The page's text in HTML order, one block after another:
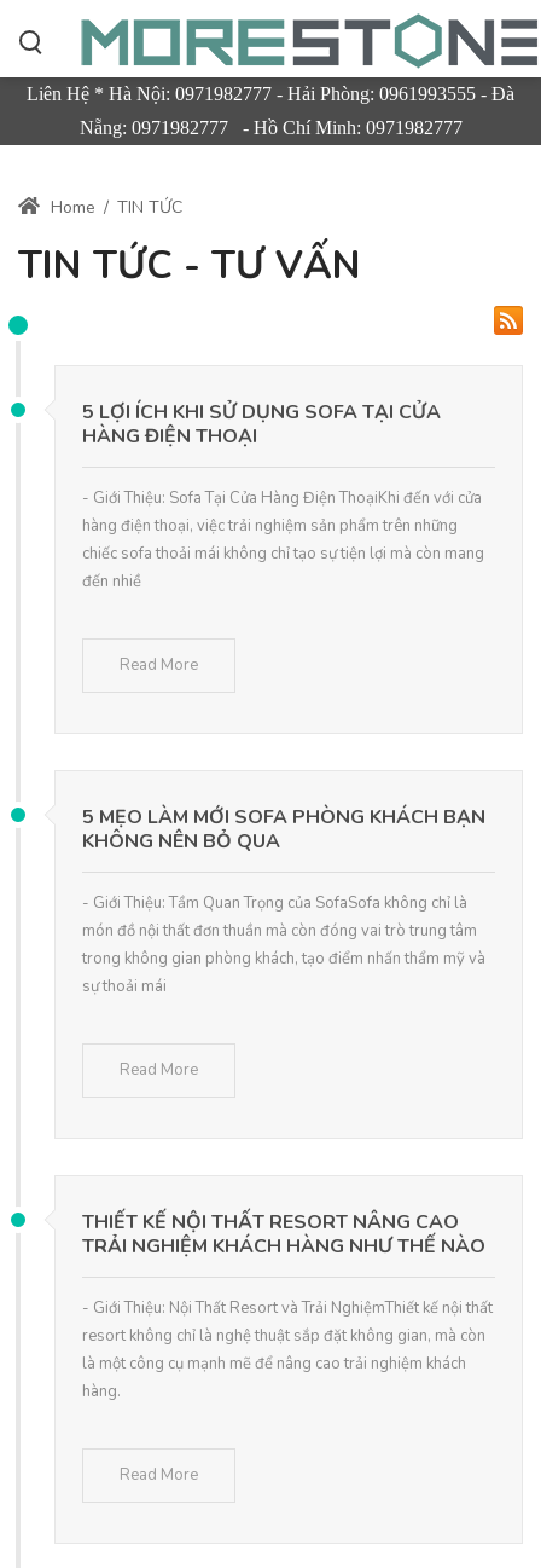
Liên Hệ * Hà Nội: 0971982777 - Hải Phòng: 0961993555 - Đà
Nẵng: 0971982777 - Hồ Chí Minh: 0971982777
Home / TIN TỨC
TIN TỨC - TƯ VẤN
5 LỢI ÍCH KHI SỬ DỤNG SOFA TẠI CỬA
HÀNG ĐIỆN THOẠI
- Giới Thiệu: Sofa Tại Cửa Hàng Điện ThoạiKhi đến với cửa
hàng điện thoại, việc trải nghiệm sản phẩm trên những
chiếc sofa thoải mái không chỉ tạo sự tiện lợi mà còn mang
đến nhiề
Read More
5 MẸO LÀM MỚI SOFA PHÒNG KHÁCH BẠN
KHÔNG NÊN BỎ QUA
- Giới Thiệu: Tầm Quan Trọng của SofaSofa không chỉ là
món đồ nội thất đơn thuần mà còn đóng vai trò trung tâm
trong không gian phòng khách, tạo điểm nhấn thẩm mỹ và
sự thoải mái
Read More
THIẾT KẾ NỘI THẤT RESORT NÂNG CAO
TRẢI NGHIỆM KHÁCH HÀNG NHƯ THẾ NÀO
- Giới Thiệu: Nội Thất Resort và Trải NghiệmThiết kế nội thất
resort không chỉ là nghệ thuật sắp đặt không gian, mà còn
là một công cụ mạnh mẽ để nâng cao trải nghiệm khách
hàng.
Read More